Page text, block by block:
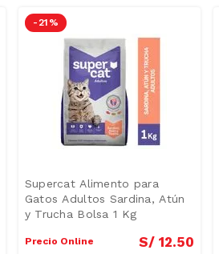
-21 %
Supercat Alimento para
Gatos Adultos Sardina, Atún
y Trucha Bolsa 1 Kg
Precio Online S/ 12.50